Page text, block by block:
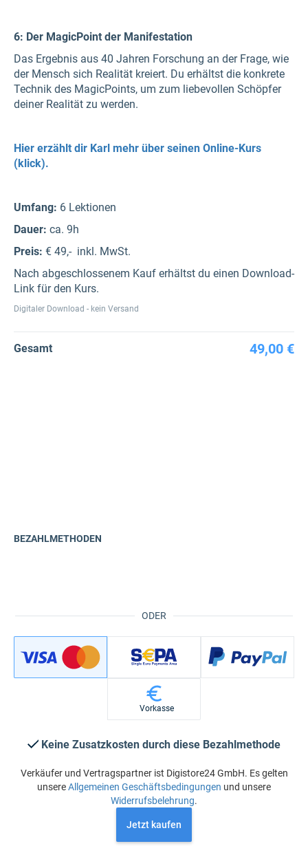
6: Der MagicPoint der Manifestation
Das Ergebnis aus 40 Jahren Forschung an der Frage, wie
der Mensch sich Realität kreiert. Du erhältst die konkrete
Technik des MagicPoints, um zum liebevollen Schöpfer
deiner Realität zu werden.
Hier erzählt dir Karl mehr über seinen Online-Kurs
(klick).
Umfang: 6 Lektionen
Dauer: ca. 9h
Preis: € 49,- inkl. MwSt.
Nach abgeschlossenem Kauf erhältst du einen Download-
Link für den Kurs.
Digitaler Download - kein Versand
Gesamt 49,00 €
ODER
BEZAHLMETHODEN
Vorkasse
Keine Zusatzkosten durch diese Bezahlmethode
Verkäufer und Vertragspartner ist Digistore24 GmbH. Es gelten
unsereAllgemeinen Geschäftsbedingungen und unsere
Widerrufsbelehrung.
Jetzt kaufen